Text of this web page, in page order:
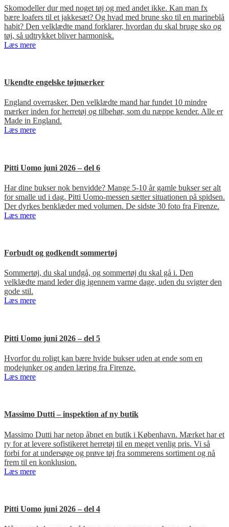
Skomodeller dur med noget tøj og med andet ikke. Kan man fx
bære loafers til et jakkesæt? Og hvad med brune sko til en marineblå
habit? Den velklædte mand forklarer, hvordan du skal bruge sko og
tøj, så udtrykket bliver harmonisk.
Læs mere
Ukendte engelske tøjmærker
England overrasker. Den velklædte mand har fundet 10 mindre
mærker inden for herretøj og tilbehør, som du næppe kender. Alle er
Made in England.
Læs mere
Pitti Uomo juni 2026 – del 6
Har dine bukser nok benvidde? Mange 5-10 år gamle bukser ser alt
for smalle ud i dag. Pitti Uomo-messen sætter situationen på spidsen.
Der dyrkes benklæder med volumen. De sidste 30 foto fra Firenze.
Læs mere
Forbudt og godkendt sommertøj
Sommertøj, du skal undgå, og sommertøj du skal gå i. Den
velklædte mand leder dig igennem varme dage, uden du svigter den
gode stil.
Læs mere
Pitti Uomo juni 2026 – del 5
Hvorfor du roligt kan bære hvide bukser uden at ende som en
modejunker og anden læring fra Firenze.
Læs mere
Massimo Dutti – inspektion af ny butik
Massimo Dutti har netop åbnet en butik i København. Mærket har et
ry for at levere sofistikeret herretøj til en meget venlig pris. Vi så
forbi for at undersøge og prøve tøj fra sommerens sortiment og nå
frem til en konklusion.
Læs mere
Pitti Uomo juni 2026 – del 4